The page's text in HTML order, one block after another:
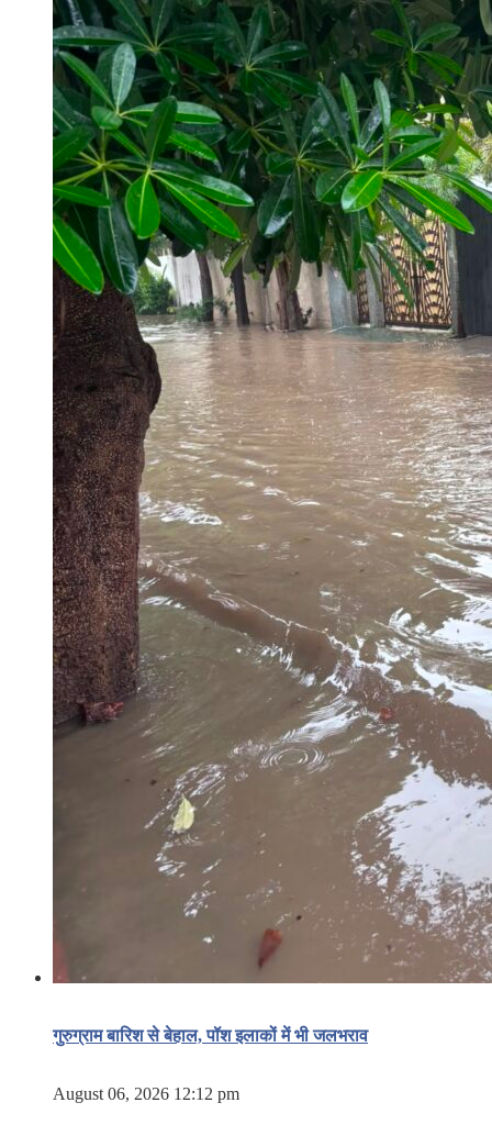
गुरुग्राम बारिश से बेहाल, पॉश इलाकों में भी जलभराव
August 06, 2026 12:12 pm